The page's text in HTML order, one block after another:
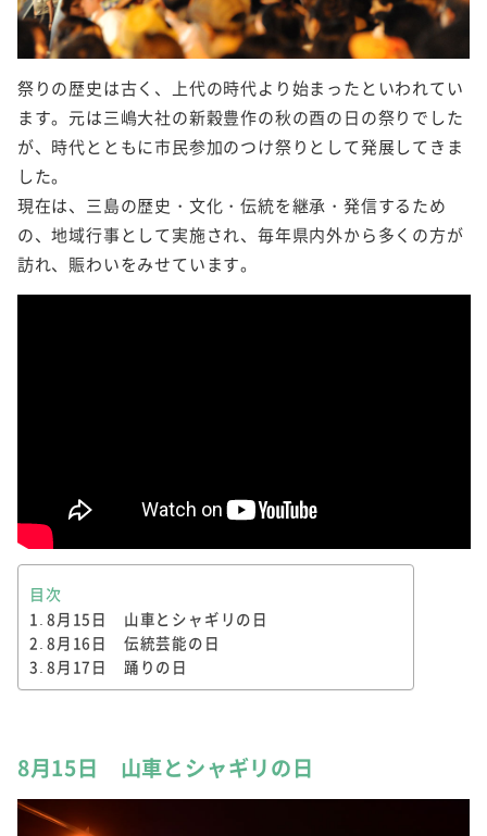
祭りの歴史は古く、上代の時代より始まったといわれてい
ます。元は三嶋大社の新穀豊作の秋の酉の日の祭りでした
が、時代とともに市民参加のつけ祭りとして発展してきま
した。
現在は、三島の歴史・文化・伝統を継承・発信するため
の、地域行事として実施され、毎年県内外から多くの方が
訪れ、賑わいをみせています。
目次
8月15日 山車とシャギリの日
8月16日 伝統芸能の日
8月17日 踊りの日
8月15日 山車とシャギリの日